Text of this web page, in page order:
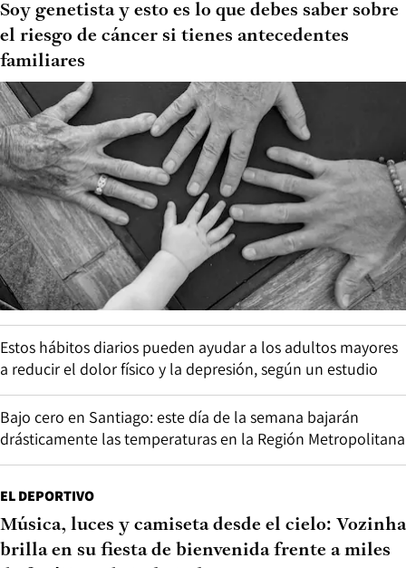
Soy genetista y esto es lo que debes saber sobre
el riesgo de cáncer si tienes antecedentes
familiares
Estos hábitos diarios pueden ayudar a los adultos mayores
a reducir el dolor físico y la depresión, según un estudio
Bajo cero en Santiago: este día de la semana bajarán
drásticamente las temperaturas en la Región Metropolitana
EL DEPORTIVO
Música, luces y camiseta desde el cielo: Vozinha
brilla en su fiesta de bienvenida frente a miles